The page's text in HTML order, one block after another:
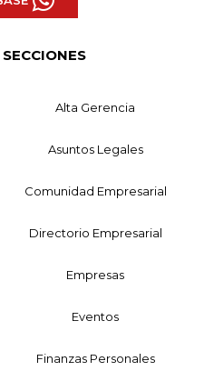
Alta Gerencia
Asuntos Legales
Comunidad Empresarial
Directorio Empresarial
Empresas
Eventos
Finanzas Personales